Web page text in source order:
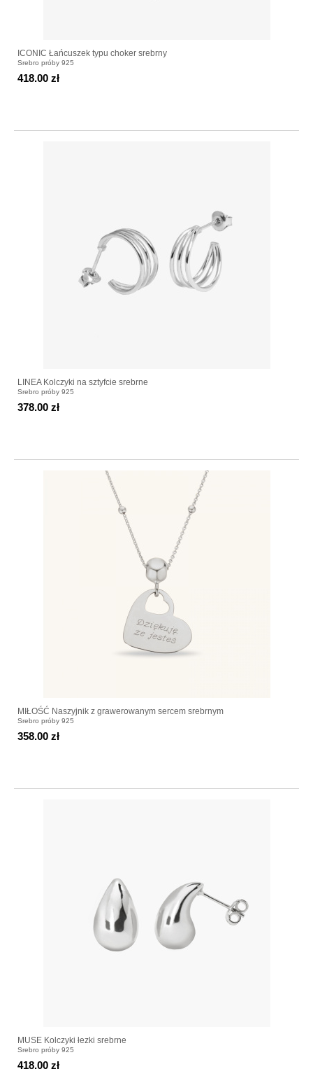
ICONIC Łańcuszek typu choker srebrny
Srebro próby 925
418.00 zł
LINEA Kolczyki na sztyfcie srebrne
Srebro próby 925
378.00 zł
MIŁOŚĆ Naszyjnik z grawerowanym sercem srebrnym
Srebro próby 925
358.00 zł
MUSE Kolczyki łezki srebrne
Srebro próby 925
418.00 zł